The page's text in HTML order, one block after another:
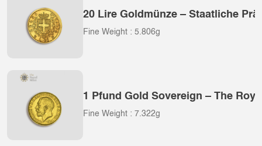
20 Lire Goldmünze – Staatliche
Fine Weight : 5.806g
1 Pfund Gold Sovereign – The
Fine Weight : 7.322g